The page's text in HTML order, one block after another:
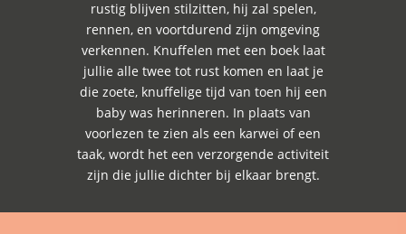
rustig blijven stilzitten, hij zal spelen,
rennen, en voortdurend zijn omgeving
verkennen. Knuffelen met een boek laat
jullie alle twee tot rust komen en laat je
die zoete, knuffelige tijd van toen hij een
baby was herinneren. In plaats van
voorlezen te zien als een karwei of een
taak, wordt het een verzorgende activiteit
zijn die jullie dichter bij elkaar brengt.